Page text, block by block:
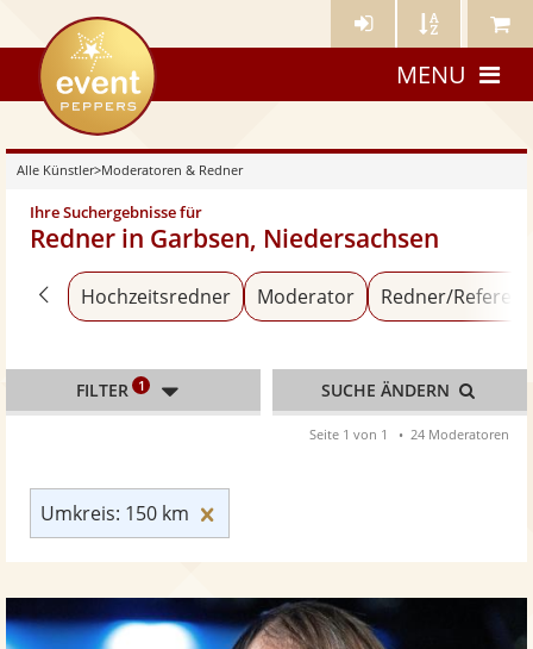
Künstler- Künstler Meine
eventpeppers
MENU
Alle Künstler>Moderatoren & Redner
Ihre Suchergebnisse für
Redner in Garbsen, Niedersachsen
Zurück zu «Alle Künstler»
Hochzeitsredner Moderator Redner/Referent
Umkreis: 150 km
FILTER 1 SUCHE ÄNDERN
Seite 1 von 1 24 Moderatoren